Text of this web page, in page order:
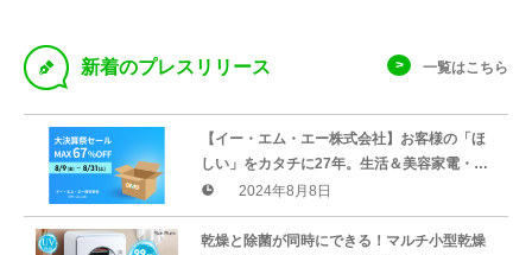
D 新着のプレスリリース 一覧はこちら
【イー・エム・エー株式会社】お客様の「ほ
しい」をカタチに27年。生活＆美容家電・日
用品・アウトドアまでいろいろ！大決算祭セ
ール開催
2024年8月8日
乾燥と除菌が同時にできる！マルチ小型乾燥